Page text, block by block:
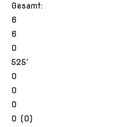
Gesamt:
6
6
0
525′
0
0
0
0 (0)